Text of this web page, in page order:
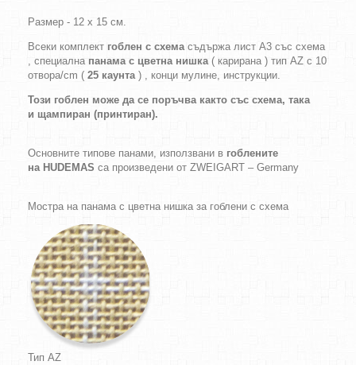
Размер - 12 х 15 см.
Всеки комплект гоблен с схемасъдържа лист А3 със схема
, специална панама с цветна нишка( карирана ) тип AZ с 10
отвора/cm ( 25 каунта) , конци мулине, инструкции.
Този гоблен може да се поръчва както със схема, така
и щампиран (принтиран).
Основните типове панами, използвани в гоблените
на HUDEMAS са произведени от ZWEIGART – Germany
Мостра на панама с цветна нишка за гоблени с схема
Тип AZ